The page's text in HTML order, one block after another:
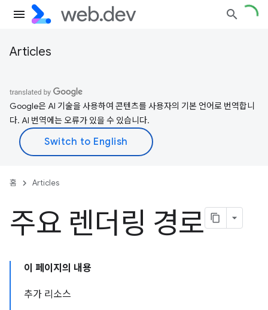
Articles
Google은 AI 기술을 사용하여 콘텐츠를 사용자의 기본 언어로 번역합니
다. AI 번역에는 오류가 있을 수 있습니다.
홈 Articles
주요 렌더링 경로
이 페이지의 내용
추가 리소스